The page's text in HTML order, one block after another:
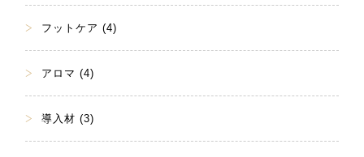
フットケア (4)
アロマ (4)
導入材 (3)